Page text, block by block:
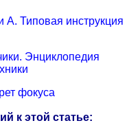
А. Типовая инструкция
Энциклопедия
фокуса
к этой статье: